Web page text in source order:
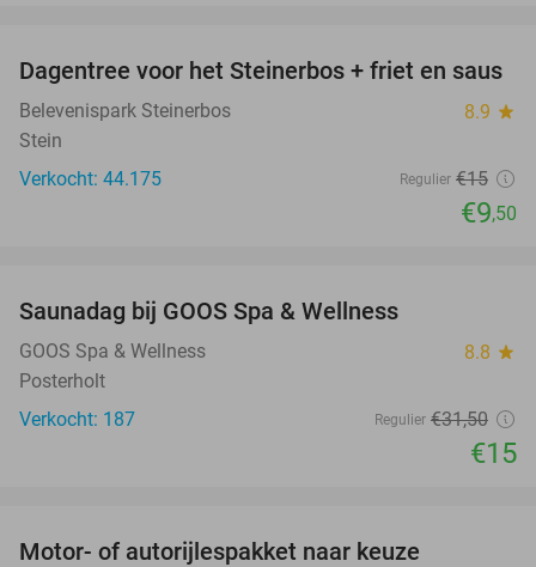
37%
Dagentree voor het Steinerbos + friet en saus
Belevenispark Steinerbos 8.9 star
Stein
Verkocht: 44.175
Regulier €15
€9,50
Saunadag bij GOOS Spa & Wellness
GOOS Spa & Wellness 8.8 star
Posterholt
Verkocht: 187
Regulier €31,50
€15
Motor- of autorijlespakket naar keuze